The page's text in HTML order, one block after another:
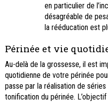
en particulier de
désagréable de
la rééducation est
Périnée et vie
Au-delà de la grossesse, il est
quotidienne de votre périnée
passe par la réalisation de
tonification du périnée.